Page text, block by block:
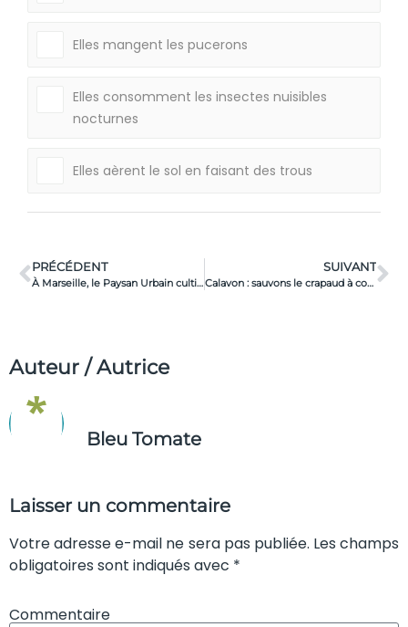
Elles mangent les pucerons
Elles consomment les insectes nuisibles
nocturnes
Elles aèrent le sol en faisant des trous
PRÉCÉDENT
À Marseille, le Paysan Urbain cultive l’insertion
SUIVANT
Calavon : sauvons le crapaud à couteaux !
Auteur / Autrice
Bleu Tomate
Laisser un commentaire
Votre adresse e-mail ne sera pas publiée. Les champs
obligatoires sont indiqués avec *
Commentaire